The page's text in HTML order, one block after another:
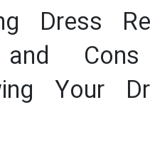
Dress
Your